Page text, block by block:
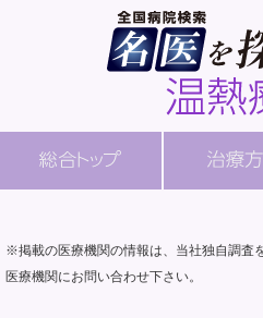
※掲載の医療機関の情報は、当社独自調査
医療機関にお問い合わせ下さい。